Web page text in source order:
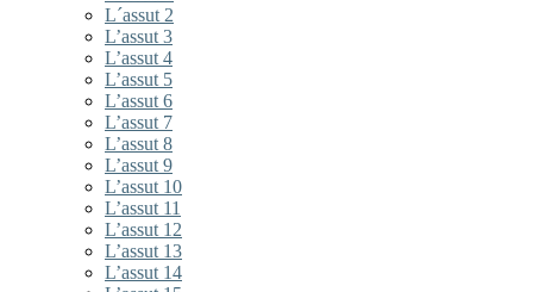
L´assut 2
L’assut 3
L’assut 4
L’assut 5
L’assut 6
L’assut 7
L’assut 8
L’assut 9
L’assut 10
L’assut 11
L’assut 12
L’assut 13
L’assut 14